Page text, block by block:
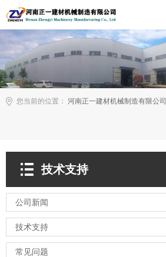
您当前的位置： 河南正一建材机械制造有限公司
技术支持
公司新闻
技术支持
常见问题